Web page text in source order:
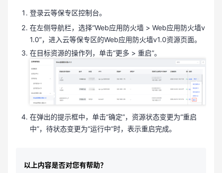
登录云等保专区控制台。
在左侧导航栏，选择“Web应用防火墙 > Web应用防火墙v
1.0”，进入云等保专区的Web应用防火墙v1.0资源页面。
在目标资源的操作列，单击“更多 > 重启”。
在弹出的提示框中，单击“确定”，资源状态变更为“重启
中”，待状态变更为“运行中”时，表示重启完成。
以上内容是否对您有帮助？